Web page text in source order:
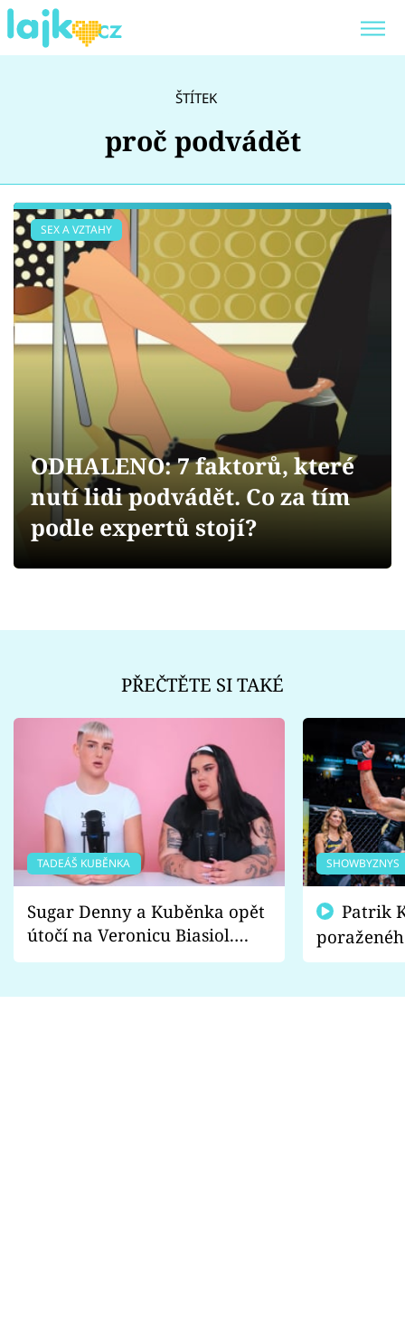
Témata
Showbyznys
Youtubeři
Virály
Sex a vztahy
Videa
Sledujte prima+
ŠTÍTEK
proč podvádět
SEX A VZTAHY
ODHALENO: 7 faktorů, které
nutí lidi podvádět. Co za tím
podle expertů stojí?
PŘEČTĚTE SI TAKÉ
TADEÁŠ KUBĚNKA
Sugar Denny a Kuběnka opět
útočí na Veronicu Biasiol.
Proč je podle nich falešná a
SHOWBYZNYS
fanoušci